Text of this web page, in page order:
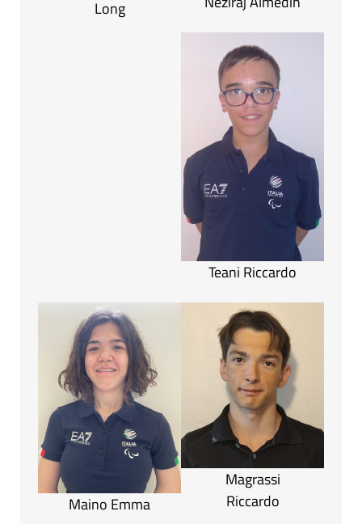
Long
Teani Riccardo
Maino Emma
Magrassi
Riccardo